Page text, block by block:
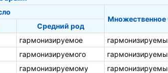
Множественное
Средний род
гармонизируемое
гармонизируемого
гармонизируемому